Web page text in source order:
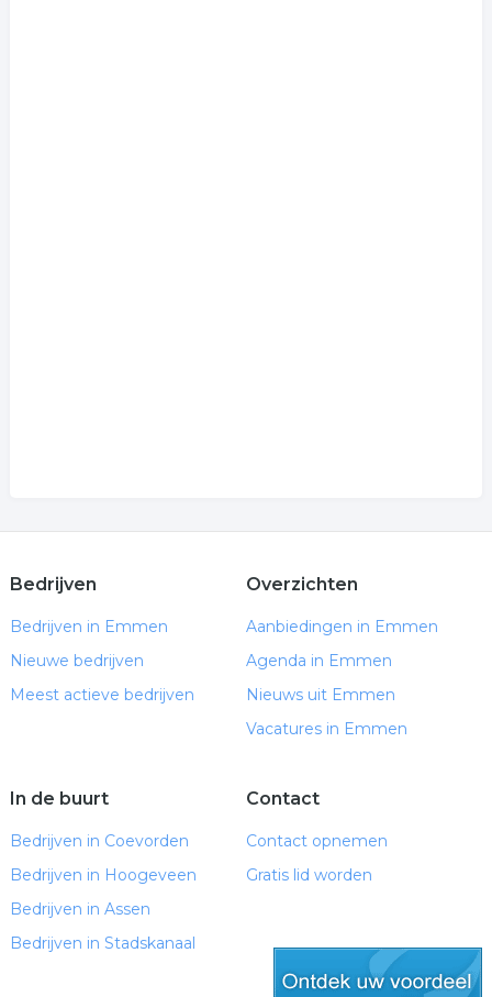
Bedrijven
Bedrijven in Emmen
Nieuwe bedrijven
Meest actieve bedrijven
Overzichten
Aanbiedingen in Emmen
Agenda in Emmen
Nieuws uit Emmen
Vacatures in Emmen
In de buurt
Bedrijven in Coevorden
Bedrijven in Hoogeveen
Bedrijven in Assen
Bedrijven in Stadskanaal
Contact
Contact opnemen
Gratis lid worden